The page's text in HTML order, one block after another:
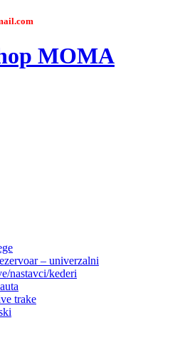
– univerzalni
nastavci/kederi
trake